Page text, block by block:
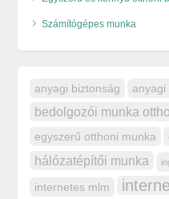
Számítógépes munka
anyagi biztonság anyagi
bedolgozói munka
egyszerű otthoni munka
hálózatépítői munka
internetes mlm